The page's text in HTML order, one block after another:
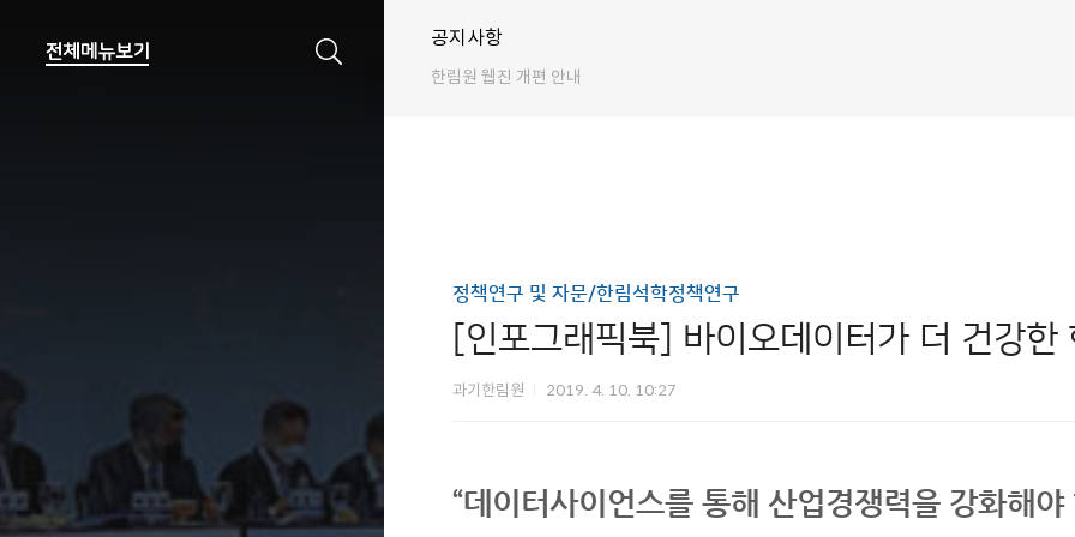
공지사항
한림원 웹진 개편 안내
정책연구 및 자문/한림석학정책연구
[인포그래픽북] 바이오데이터가 더 건강
과기한림원 2019. 4. 10. 10:27
“데이터사이언스를 통해 산업경쟁력을 강화해야